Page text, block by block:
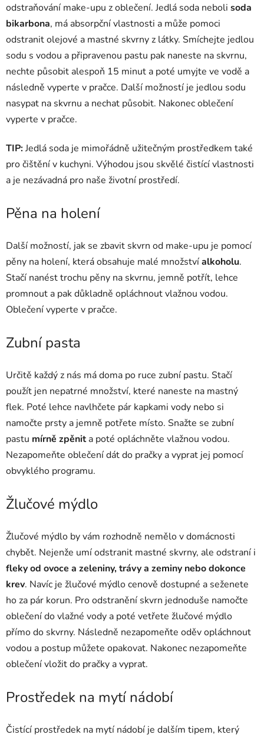
odstraňování make-upu z oblečení. Jedlá soda neboli soda
bikarbona, má absorpční vlastnosti a může pomoci
odstranit olejové a mastné skvrny z látky. Smíchejte jedlou
sodu s vodou a připravenou pastu pak naneste na skvrnu,
nechte působit alespoň 15 minut a poté umyjte ve vodě a
následně vyperte v pračce. Další možností je jedlou sodu
nasypat na skvrnu a nechat působit. Nakonec oblečení
vyperte v pračce.
TIP:Jedlá soda je mimořádně užitečným prostředkem také
pro čištění v kuchyni. Výhodou jsou skvělé čistící vlastnosti
a je nezávadná pro naše životní prostředí.
Pěna na holení
Další možností, jak se zbavit skvrn od make-upu je pomocí
pěny na holení, která obsahuje malé množstvíalkoholu.
Stačí nanést trochu pěny na skvrnu, jemně potřít, lehce
promnout a pak důkladně opláchnout vlažnou vodou.
Oblečení vyperte v pračce.
Zubní pasta
Určitě každý z nás má doma po ruce zubní pastu. Stačí
použít jen nepatrné množství, které naneste na mastný
flek. Poté lehce navlhčete pár kapkami vody nebo si
namočte prsty a jemně potřete místo. Snažte se zubní
pastu mírně zpěnita poté opláchněte vlažnou vodou.
Nezapomeňte oblečení dát do pračky a vyprat jej pomocí
obvyklého programu.
Žlučové mýdlo
Žlučové mýdlo by vám rozhodně nemělo v domácnosti
chybět. Nejenže umí odstranit mastné skvrny, ale odstraní i
fleky od ovoce a zeleniny, trávy a zeminy nebo dokonce
krev. Navíc je žlučové mýdlo cenově dostupné a seženete
ho za pár korun. Pro odstranění skvrn jednoduše namočte
oblečení do vlažné vody a poté vetřete žlučové mýdlo
přímo do skvrny. Následně nezapomeňte oděv opláchnout
vodou a postup můžete opakovat. Nakonec nezapomeňte
oblečení vložit do pračky a vyprat.
Prostředek na mytí nádobí
Čistící prostředek na mytí nádobí je dalším tipem, který